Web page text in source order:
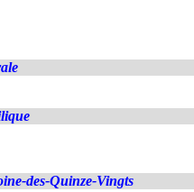
des-Quinze-Vingts